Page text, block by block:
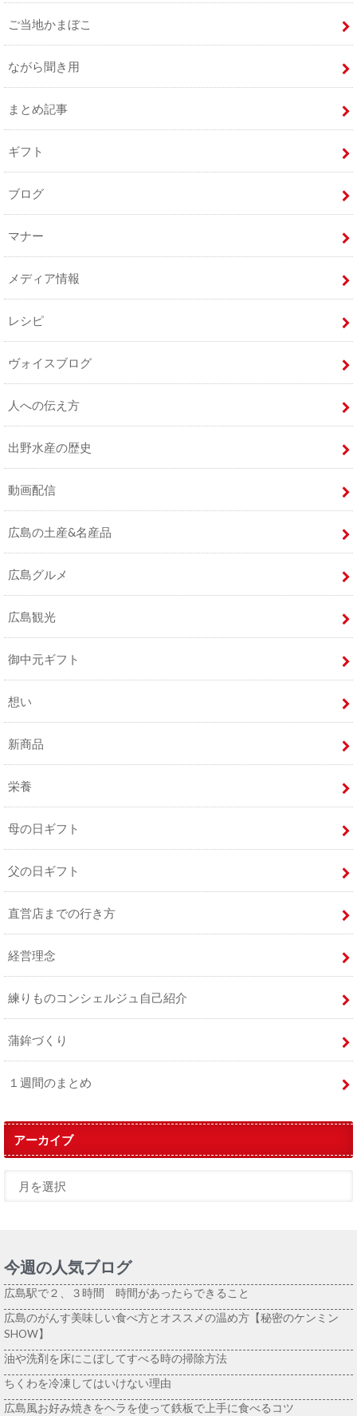
ご当地かまぼこ
ながら聞き用
まとめ記事
ギフト
ブログ
マナー
メディア情報
レシピ
ヴォイスブログ
人への伝え方
出野水産の歴史
動画配信
広島の土産&名産品
広島グルメ
広島観光
御中元ギフト
想い
新商品
栄養
母の日ギフト
父の日ギフト
直営店までの行き方
経営理念
練りものコンシェルジュ自己紹介
蒲鉾づくり
１週間のまとめ
アーカイブ
今週の人気ブログ
広島駅で２、３時間 時間があったらできること
広島のがんす美味しい食べ方とオススメの温め方【秘密のケンミン
SHOW】
油や洗剤を床にこぼしてすべる時の掃除方法
ちくわを冷凍してはいけない理由
広島風お好み焼きをヘラを使って鉄板で上手に食べるコツ